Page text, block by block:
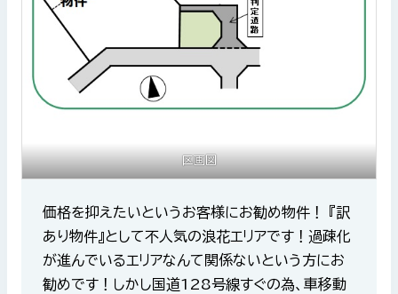
区画図
価格を抑えたいというお客様にお勧め物件！ 『訳
あり物件』として不人気の浪花エリアです！過疎化
が進んでいるエリアなんて関係ないという方にお
勧めです！しかし国道128号線すぐの為、車移動